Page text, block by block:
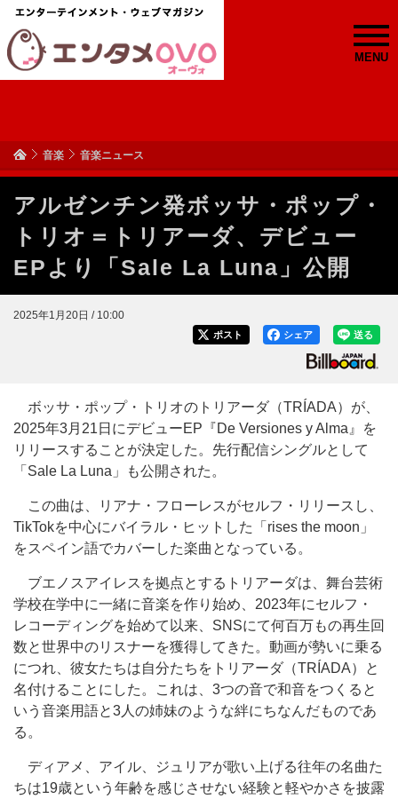
MENU
音楽 音楽ニュース
アルゼンチン発ボッサ・ポップ・
トリオ＝トリアーダ、デビュー
EPより「Sale La Luna」公開
2025年1月20日 / 10:00
送る
シェア
ポスト
ボッサ・ポップ・トリオのトリアーダ（TRÍADA）が、
2025年3月21日にデビューEP『De Versiones y Alma』を
リリースすることが決定した。先行配信シングルとして
「Sale La Luna」も公開された。
この曲は、リアナ・フローレスがセルフ・リリースし、
TikTokを中心にバイラル・ヒットした「rises the moon」
をスペイン語でカバーした楽曲となっている。
ブエノスアイレスを拠点とするトリアーダは、舞台芸術
学校在学中に一緒に音楽を作り始め、2023年にセルフ・
レコーディングを始めて以来、SNSにて何百万もの再生回
数と世界中のリスナーを獲得してきた。動画が勢いに乗る
につれ、彼女たちは自分たちをトリアーダ（TRÍADA）と
名付けることにした。これは、3つの音で和音をつくると
いう音楽用語と3人の姉妹のような絆にちなんだものであ
る。
ディアメ、アイル、ジュリアが歌い上げる往年の名曲た
ちは19歳という年齢を感じさせない経験と軽やかさを披露